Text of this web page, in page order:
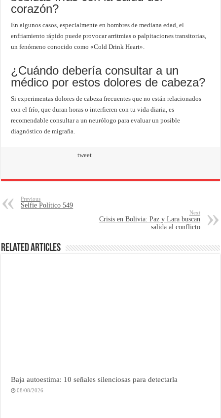
corazón?
En algunos casos, especialmente en hombres de mediana edad, el
enfriamiento rápido puede provocar arritmias o palpitaciones transitorias,
un fenómeno conocido como «Cold Drink Heart».
¿Cuándo debería consultar a un
médico por estos dolores de cabeza?
Si experimentas dolores de cabeza frecuentes que no están relacionados
con el frío, que duran horas o interfieren con tu vida diaria, es
recomendable consultar a un neurólogo para evaluar un posible
diagnóstico de migraña.
tweet
Previous
Selfie Político 549
Next
Crisis en Bolivia: Paz y Lara buscan
salida al conflicto
Related Articles
Baja autoestima: 10 señales silenciosas para detectarla
08/08/2026